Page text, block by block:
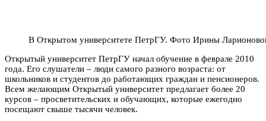
В Открытом университете ПетрГУ. Фото Ирины
Открытый университет ПетрГУ начал обучение в феврале 2010
года. Его слушатели – люди самого разного возраста: от
школьников и студентов до работающих граждан и пенсионеров.
Всем желающим Открытый университет предлагает более 20
курсов – просветительских и обучающих, которые ежегодно
посещают свыше тысячи человек.